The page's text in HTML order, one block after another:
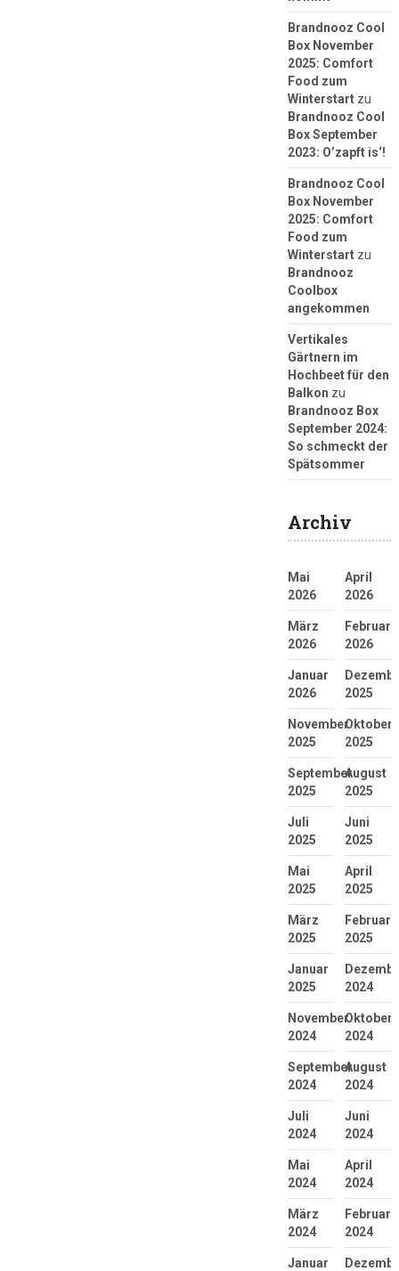
Brandnooz Cool
Box November
2025: Comfort
Food zum
Winterstartzu
Brandnooz Cool
Box September
2023: O’zapft is‘!
Brandnooz Cool
Box November
2025: Comfort
Food zum
Winterstartzu
Brandnooz
Coolbox
angekommen
Vertikales
Gärtnern im
Hochbeet für den
Balkon zu
Brandnooz Box
September 2024:
So schmeckt der
Spätsommer
Archiv
Mai
2026
April
2026
März
2026
Februar
2026
Januar
2026
2025
November
2025
Oktober
2025
September
2025
August
2025
Juli
2025
Juni
2025
Mai
2025
April
2025
März
2025
Februar
2025
Januar
2025
2024
November
2024
Oktober
2024
September
2024
August
2024
Juli
2024
Juni
2024
Mai
2024
April
2024
März
2024
Februar
2024
Januar